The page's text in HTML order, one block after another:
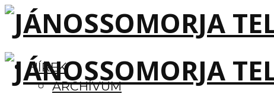
HÍREK
ARCHÍVUM